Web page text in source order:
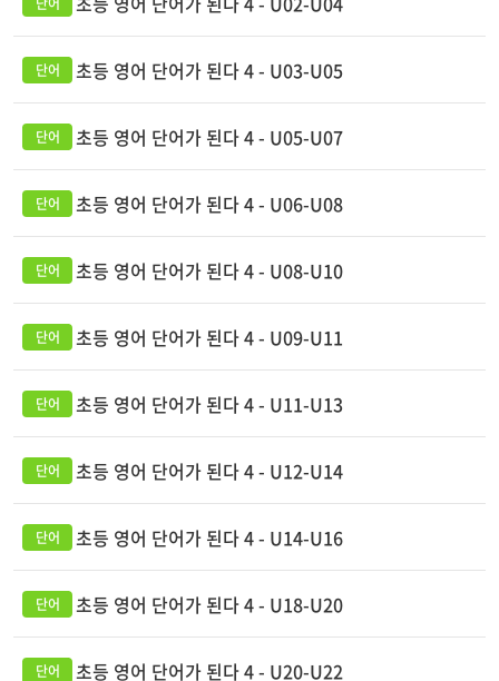
초등 영어 단어가 된다 4 - U03-U05
초등 영어 단어가 된다 4 - U05-U07
초등 영어 단어가 된다 4 - U06-U08
초등 영어 단어가 된다 4 - U08-U10
초등 영어 단어가 된다 4 - U09-U11
초등 영어 단어가 된다 4 - U11-U13
초등 영어 단어가 된다 4 - U12-U14
초등 영어 단어가 된다 4 - U14-U16
초등 영어 단어가 된다 4 - U18-U20
초등 영어 단어가 된다 4 - U20-U22